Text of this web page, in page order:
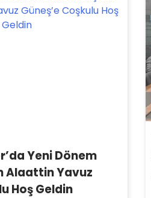
Yeni Dönem
Alaattin Yavuz
Hoş Geldin